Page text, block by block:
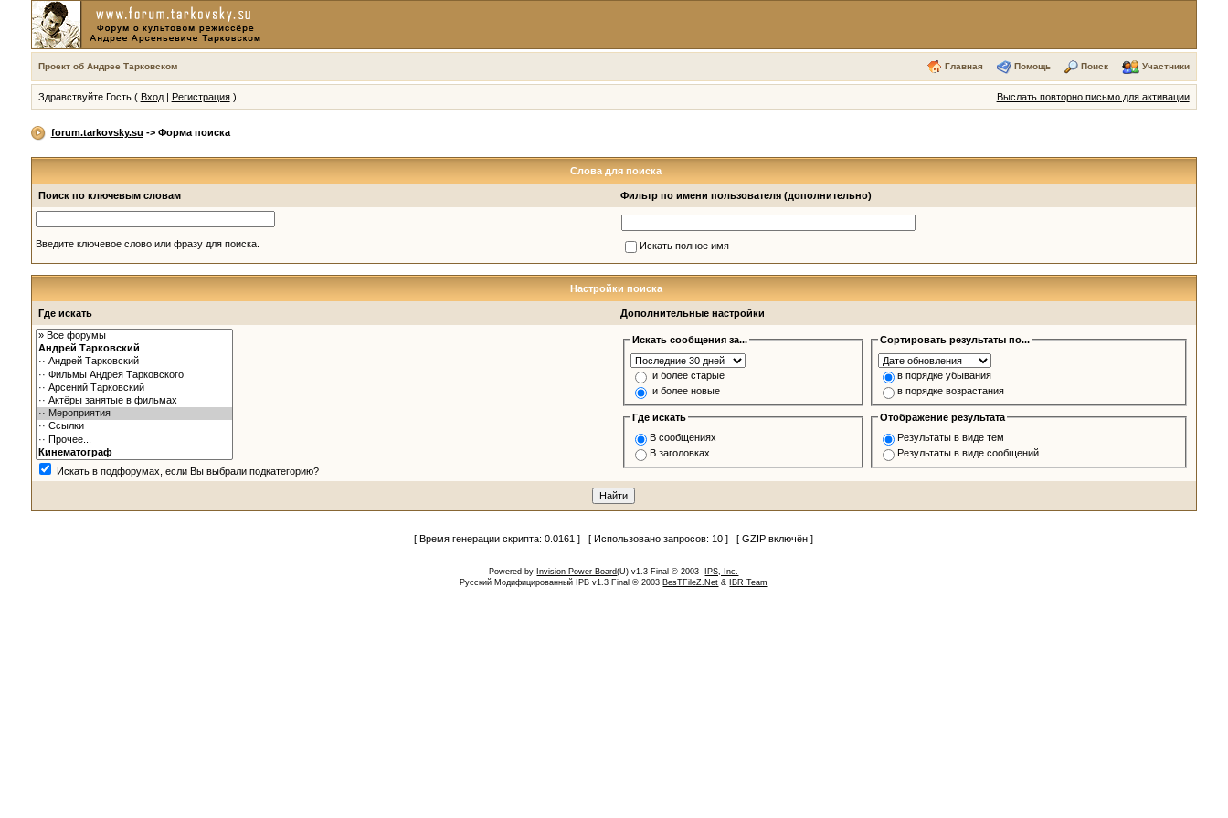
Проект об Андрее Тарковском Главная Помощь Поиск Участники
Здравствуйте Гость ( Вход| Регистрация) Выслать повторно письмо для активации
forum.tarkovsky.su -> Форма поиска
Слова для поиска
Поиск по ключевым словам Фильтр по имени пользователя (дополнительно)
Введите ключевое слово или фразу для поиска. Искать полное имя
Настройки поиска
Где искать Дополнительные настройки
Искать в подфорумах, если Вы выбрали подкатегорию?
Искать сообщения за...
и более старые
и более новые
Сортировать результаты по...
в порядке убывания
в порядке возрастания
Где искать
В сообщениях
В заголовках
Отображение результата
Результаты в виде тем
Результаты в виде сообщений
[ Время генерации скрипта: 0.0161 ] [ Использовано запросов: 10 ] [ GZIP включён ]
Powered by Invision Power Board(U) v1.3 Final © 2003
IPS, Inc.
Русский Модифицированный IPB v1.3 Final © 2003 BesTFileZ.Net & IBR Team